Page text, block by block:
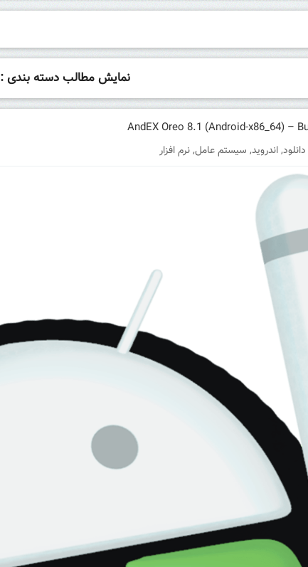
نمایش مطالب دسته بندی :
دانلود,اندروید, سیستم عامل,نرم افزار